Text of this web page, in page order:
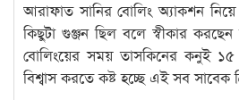
আরাফাত সানির বোলিং অ্যাকশন
কিছুটা গুঞ্জন ছিল বলে স্বীকার করছেন
বোলিংয়ের সময় তাসকিনের কনুই ১৫
বিশ্বাস করতে কষ্ট হচ্ছে এই সব সাবেক